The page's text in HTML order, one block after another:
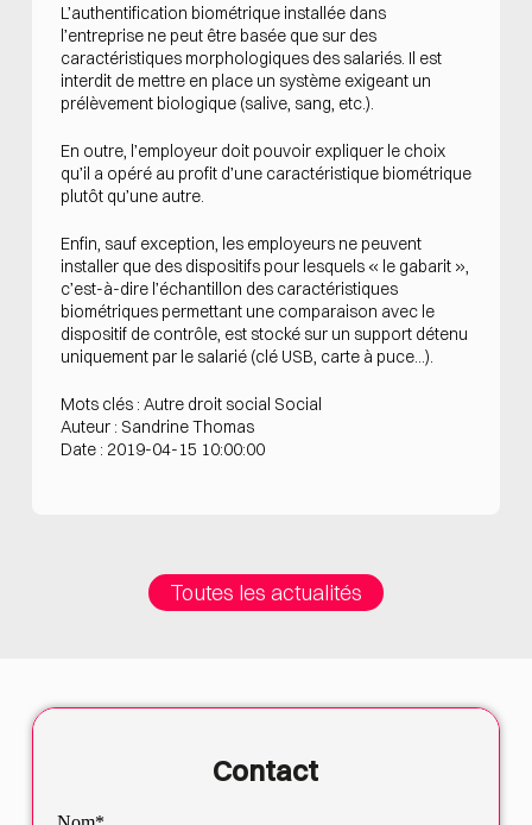
L’authentification biométrique installée dans
l’entreprise ne peut être basée que sur des
caractéristiques morphologiques des salariés. Il est
interdit de mettre en place un système exigeant un
prélèvement biologique (salive, sang, etc.).
En outre, l’employeur doit pouvoir expliquer le choix
qu’il a opéré au profit d’une caractéristique biométrique
plutôt qu’une autre.
Enfin, sauf exception, les employeurs ne peuvent
installer que des dispositifs pour lesquels « le gabarit »,
c’est-à-dire l’échantillon des caractéristiques
biométriques permettant une comparaison avec le
dispositif de contrôle, est stocké sur un support détenu
uniquement par le salarié (clé USB, carte à puce…).
Mots clés : Autre droit social Social
Auteur : Sandrine Thomas
Date : 2019-04-15 10:00:00
Toutes les actualités
Contact